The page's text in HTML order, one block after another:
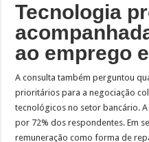
Tecnologia
ao emprego
A consulta também perguntou
prioritários para a negociação
tecnológicos no setor bancário.
por 72% dos respondentes. Em
remuneração como forma de